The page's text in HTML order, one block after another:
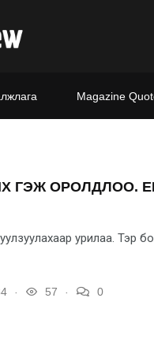
Magazine
ГЭЖ ОРОЛДЛОО.
урилаа.
57 0